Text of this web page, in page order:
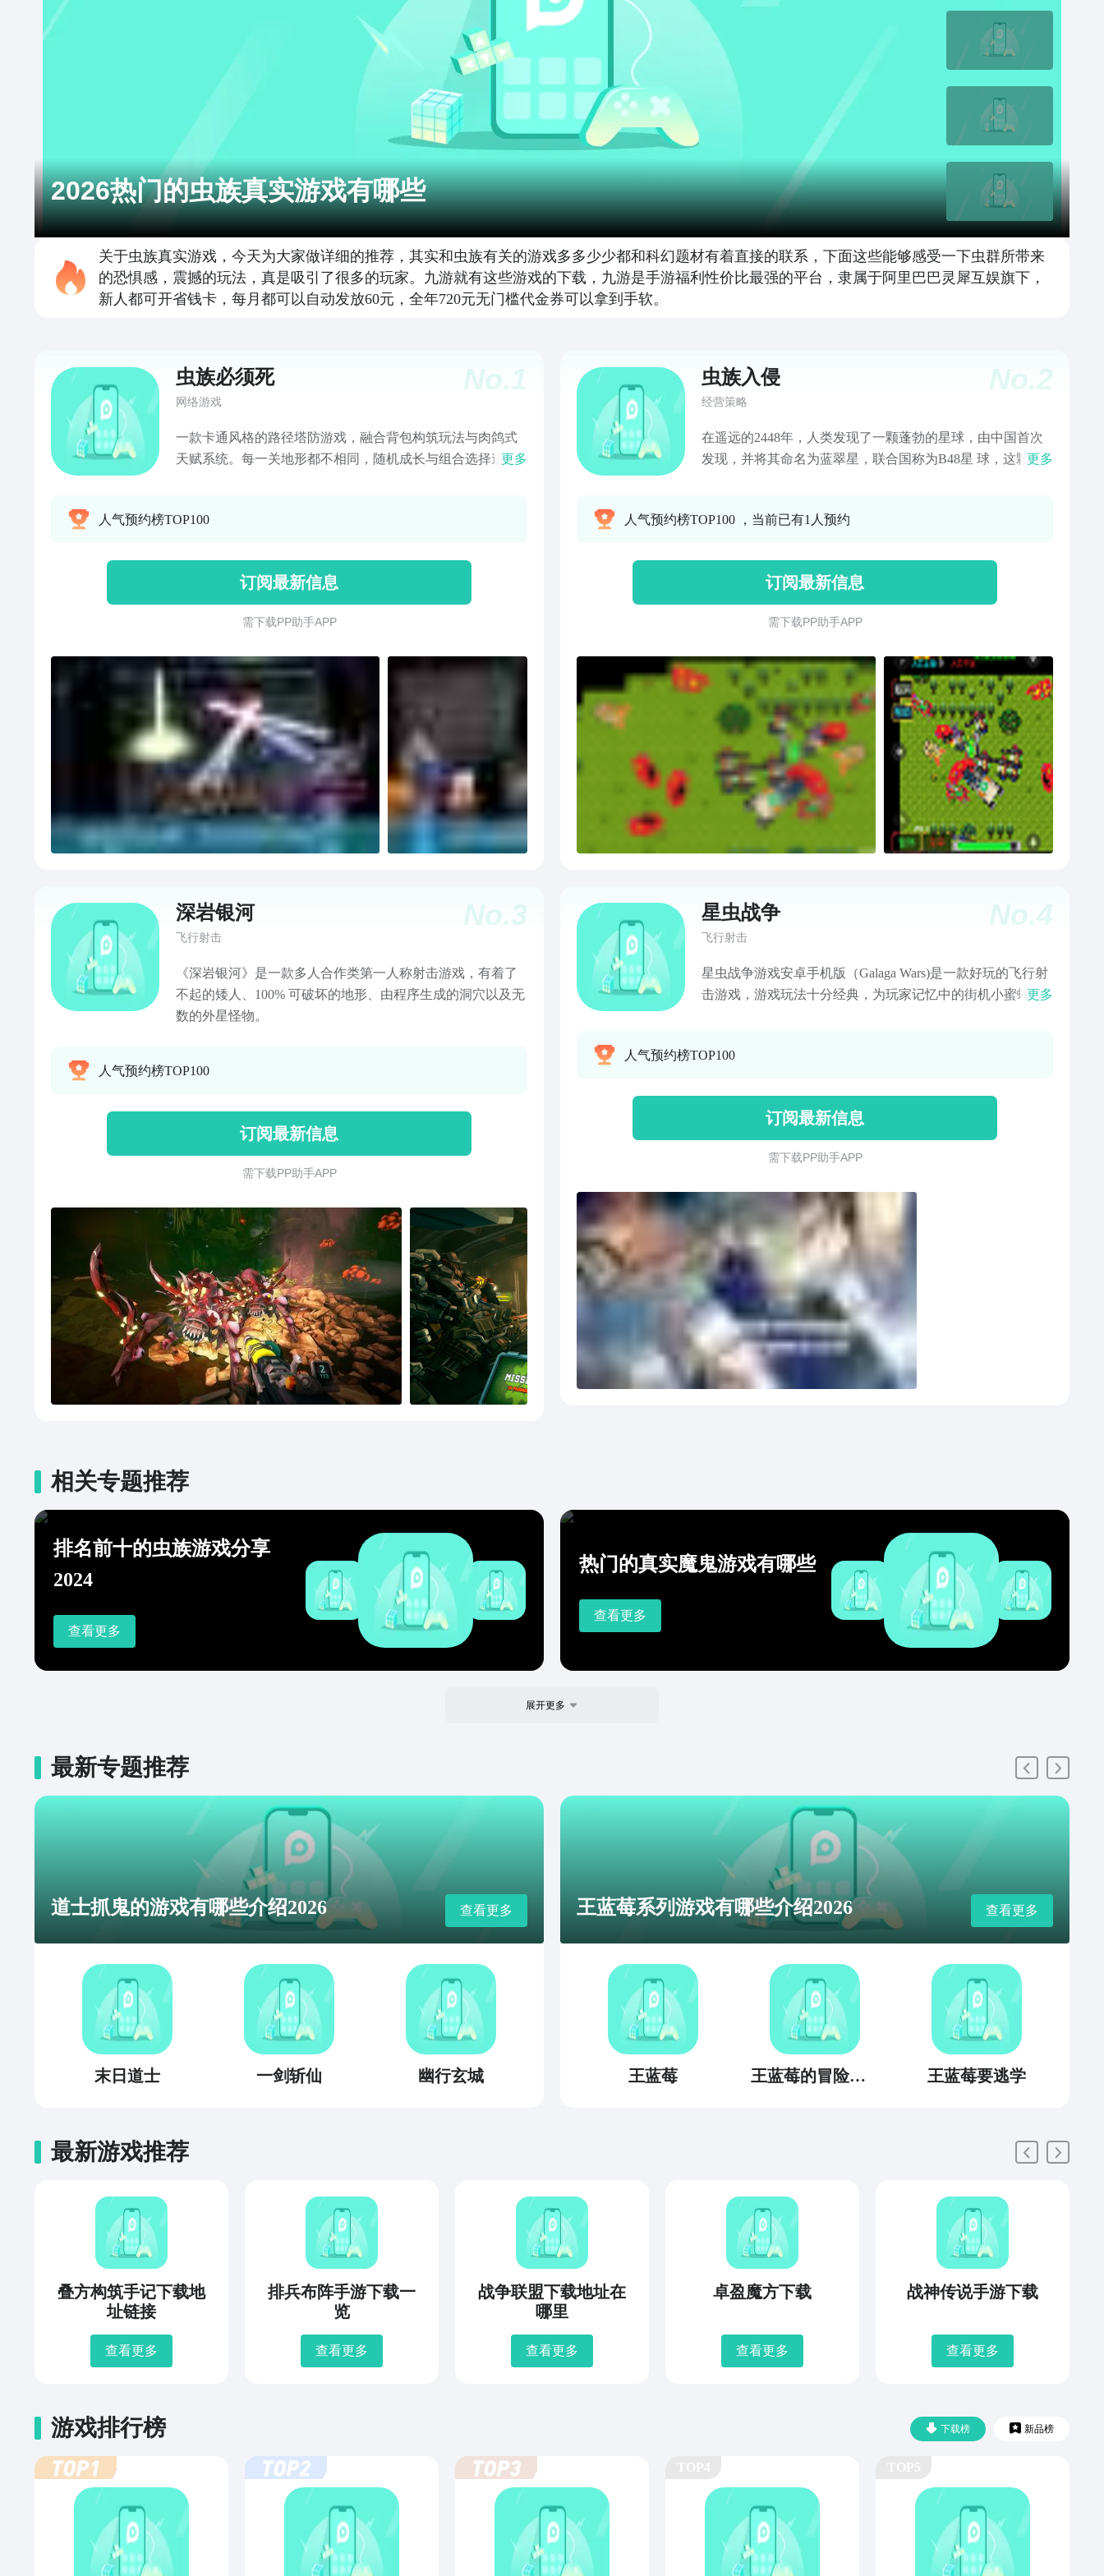
2026热门的虫族真实游戏有哪些
关于虫族真实游戏，今天为大家做详细的推荐，其实和虫族有关的游戏多多少少都和科幻题材有着直接的联系，下面这些能够感受一下虫群所带来
的恐惧感，震撼的玩法，真是吸引了很多的玩家。九游就有这些游戏的下载，九游是手游福利性价比最强的平台，隶属于阿里巴巴灵犀互娱旗下，
新人都可开省钱卡，每月都可以自动发放60元，全年720元无门槛代金券可以拿到手软。
No.1
虫族必须死
网络游戏
一款卡通风格的路径塔防游戏，融合背包构筑玩法与肉鸽式
天赋系统。每一关地形都不相同，随机成长与组合选择迫使
更多
人气预约榜TOP100
订阅最新信息
需 下 载 P P 助 手 A P P
No.2
虫族入侵
经营策略
在遥远的2448年，人类发现了一颗蓬勃的星球，由中国首次
发现，并将其命名为蓝翠星，联合国称为B48星 球，这颗星
后人们将其称之为虫群(虫族)。在一番沟通无果后，美国以维
更多
人气预约榜TOP100 ，当前已有1人预约
订阅最新信息
需 下 载 P P 助 手 A P P
No.3
深岩银河
飞行射击
《深岩银河》是一款多人合作类第一人称射击游戏，有着了
不起的矮人、100% 可破坏的地形、由程序生成的洞穴以及无
数的外星怪物。
人气预约榜TOP100
订阅最新信息
需 下 载 P P 助 手 A P P
No.4
星虫战争
飞行射击
星虫战争游戏安卓手机版（Galaga Wars)是一款好玩的飞行射
击游戏，游戏玩法十分经典，为玩家记忆中的街机小蜜蜂游
波经典兵种，包括蜜蜂、蝴蝶、蝎子还有更多其他角色！ 2、
束！ 3、在游戏中驾驶斗士号战机，以及更多传说级南梦宫作
品经典机体，包括FX-01、星刃号、索瓦罗号等等！ 4、解救
被俘虏的友军，组队让你的火力加倍！ 5、升级、改造你的战
机，让你的座驾火力更强，在宇宙中所向无敌！ 6、释放每架
炸裂炮弹、舰载鱼雷、幽灵护盾，还有更多更多帅气技能！
Tags: 星虫战争手机版星虫战争安卓
更多
人气预约榜TOP100
订阅最新信息
需 下 载 P P 助 手 A P P
相关专题推荐
排名前十的虫族游戏分享
2024
查看更多
热门的真实魔鬼游戏有哪些
查看更多
展开更多
最新专题推荐
道士抓鬼的游戏有哪些介绍2026 查看更多
末日道士 一剑斩仙 幽行玄城
王蓝莓系列游戏有哪些介绍2026 查看更多
王蓝莓 王蓝莓的冒险生活 王蓝莓要逃学
最新游戏推荐
叠方构筑手记下载地
址链接
查看更多
排兵布阵手游下载一
览
查看更多
战争联盟下载地址在
哪里
查看更多
卓盈魔方下载
查看更多
战神传说手游下载
查看更多
下载榜 新品榜
游戏排行榜